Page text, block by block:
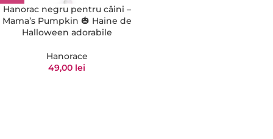
Hanorac negru pentru câini –
Mama’s Pumpkin 🎃 Haine de
Halloween adorabile
Hanorace
49,00 lei